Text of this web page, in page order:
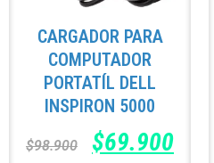
CARGADOR PARA
COMPUTADOR
PORTATÍL DELL
INSPIRON 5000
$98.900 $69.900